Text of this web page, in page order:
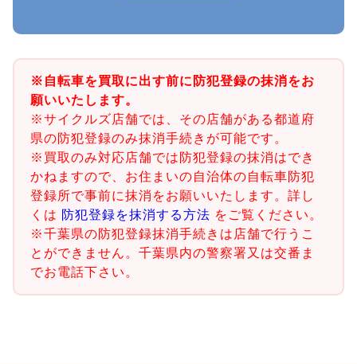
※自転車を買取に出す前に防犯登録の抹消をお
願いいたします。
※サイクルズ店舗では、その店舗がある都道府
県の防犯登録のみ抹消手続きが可能です。
※買取のみ対応店舗では防犯登録の抹消はでき
かねますので、お住まいの自治体の自転車防犯
登録所で事前に抹消をお願いいたします。詳し
くは 防犯登録を抹消する方法 をご覧ください。
※千葉県の防犯登録抹消手続きは店舗で行うこ
とができません。千葉県内の警察署又は交番ま
でお電話下さい。